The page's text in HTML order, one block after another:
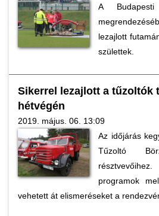
A
lezajlott
születtek.
Sikerrel lezajlott a tűzoltók
hétvégén
2019. május. 06. 13:09
Az időjárás
Tűzoltó
programok
vehetett át elismeréseket a